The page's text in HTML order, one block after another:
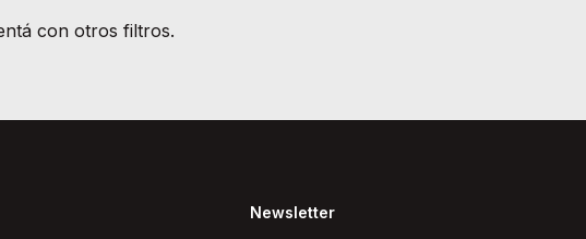
con otros filtros.
Newsletter